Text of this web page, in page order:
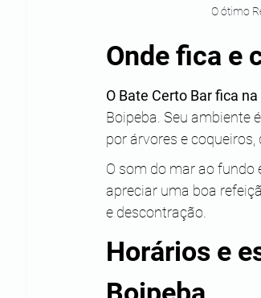
O ótimo
Onde fica e
O Bate Certo Bar fica na
Boipeba. Seu ambiente
por árvores e
O som do mar ao fundo
apreciar uma boa
e descontração.
Horários e